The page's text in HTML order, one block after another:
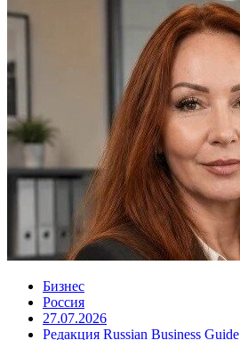
Бизнес
Россия
27.07.2026
Редакция Russian Business Guide